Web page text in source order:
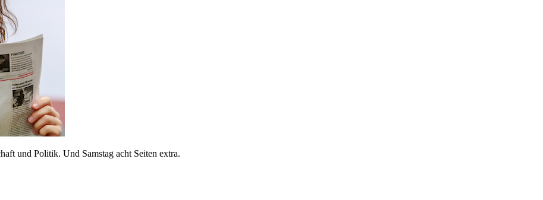
und Politik. Und Samstag acht Seiten extra.